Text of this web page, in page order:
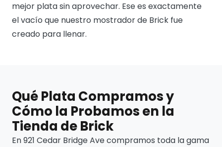
mejor plata sin aprovechar. Ese es exactamente
el vacío que nuestro mostrador de Brick fue
creado para llenar.
Qué Plata Compramos y
Cómo la Probamos en la
Tienda de Brick
En 921 Cedar Bridge Ave compramos toda la gama